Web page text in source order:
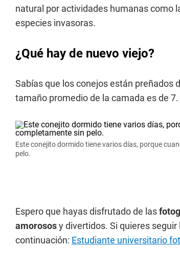
natural por actividades humanas como
especies invasoras.
¿Qué hay de nuevo viejo?
Sabías que los conejos están preñados
tamaño promedio de la camada es de 7.
Este conejito dormido tiene varios días, porque
pelo.
Espero que hayas disfrutado de las
amorososy divertidos. Si quieres
continuación: Estudiante universitario